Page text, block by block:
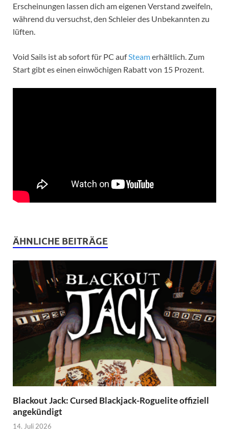
Erscheinungen lassen dich am eigenen Verstand zweifeln,
während du versuchst, den Schleier des Unbekannten zu
lüften.
Void Sails ist ab sofort für PC aufSteamerhältlich. Zum
Start gibt es einen einwöchigen Rabatt von 15 Prozent.
ÄHNLICHE BEITRÄGE
Blackout Jack: Cursed Blackjack-Roguelite offiziell
angekündigt
14. Juli 2026